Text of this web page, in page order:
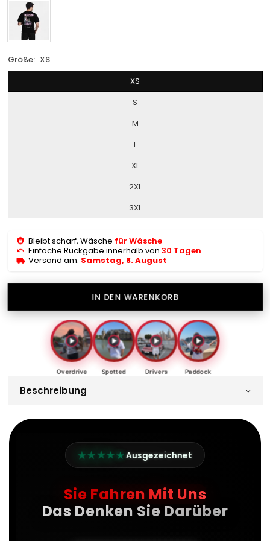
Größe: XS
XS
S
M
L
XL
2XL
3XL
Bleibt scharf, Wäsche für Wäsche
Einfache Rückgabe innerhalb von 30 Tagen
Versand am: Samstag, 8. August
IN DEN WARENKORB
Overdrive Spotted Drivers Paddock
Beschreibung
★★★★★Ausgezeichnet
Sie Fahren Mit Uns
Das Denken Sie Darüber